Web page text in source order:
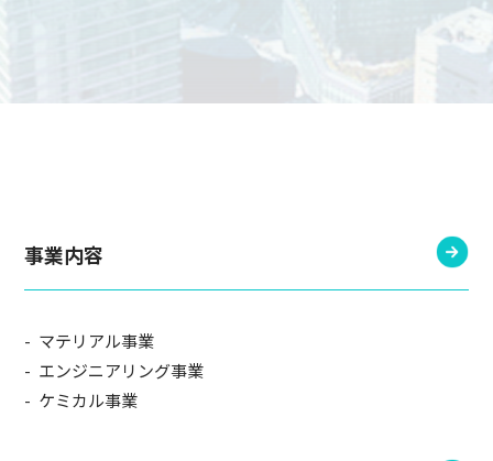
事業内容
マテリアル事業
エンジニアリング事業
ケミカル事業